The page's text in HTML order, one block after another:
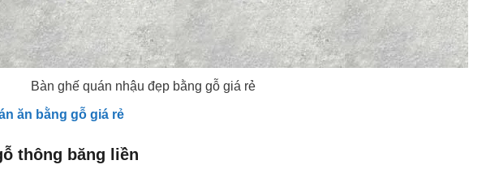
Bàn ghế quán nhậu đẹp bằng gỗ giá rẻ
ăn bằng gỗ giá rẻ
thông băng liền